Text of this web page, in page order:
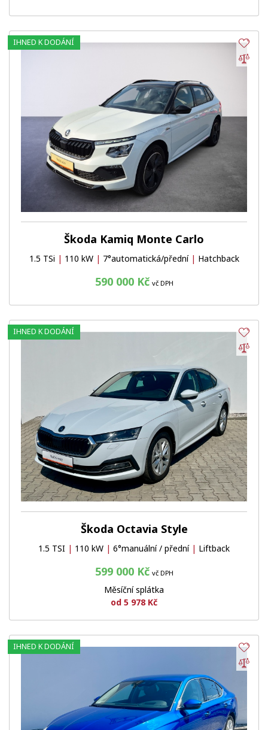
Škoda Kamiq Monte Carlo
1.5 TSi | 110 kW | 7°automatická/přední | Hatchback
590 000 Kč vč DPH
IHNED K DODÁNÍ
Škoda Octavia Style
1.5 TSI | 110 kW | 6°manuální / přední | Liftback
599 000 Kč vč DPH
Měsíční splátka
od 5 978 Kč
IHNED K DODÁNÍ
IHNED K DODÁNÍ